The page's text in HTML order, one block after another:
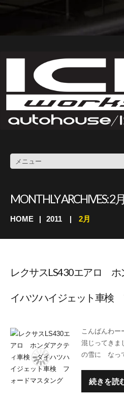
MONTHLY ARCHIVES:2
HOME 2011 2月
レクサスLS430エアロ
イハツハイジェット車検
こんばんわ
混じってきま
の雪に なっ
続きを読